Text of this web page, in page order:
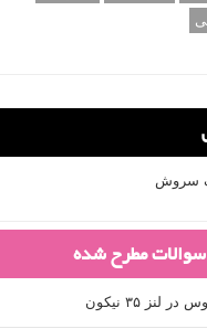
سروش
سوالات مطرح شده
۳۵ نیکون